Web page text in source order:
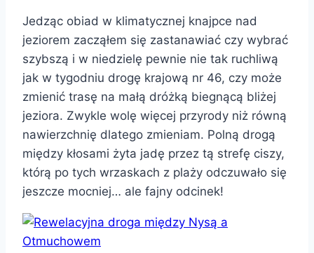
Jedząc obiad w klimatycznej knajpce nad
jeziorem zacząłem się zastanawiać czy wybrać
szybszą i w niedzielę pewnie nie tak ruchliwą
jak w tygodniu drogę krajową nr 46, czy może
zmienić trasę na małą dróżką biegnącą bliżej
jeziora. Zwykle wolę więcej przyrody niż równą
nawierzchnię dlatego zmieniam. Polną drogą
między kłosami żyta jadę przez tą strefę ciszy,
którą po tych wrzaskach z plaży odczuwało się
jeszcze mocniej… ale fajny odcinek!